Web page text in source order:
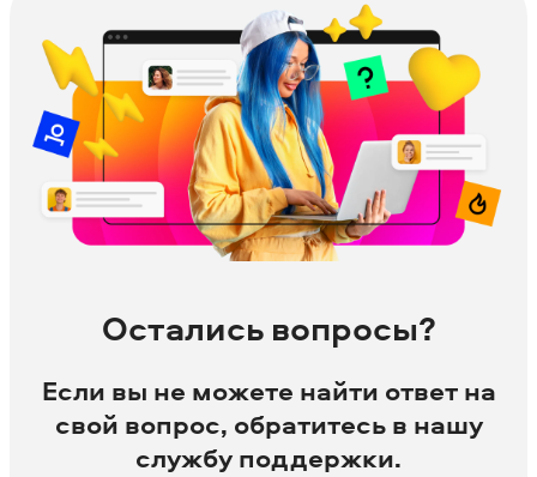
Остались вопросы?
Если вы не можете найти ответ на
свой вопрос, обратитесь в нашу
службу поддержки.